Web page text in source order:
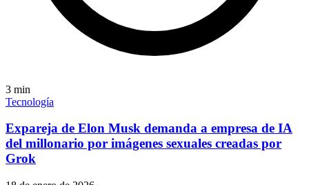
3 min
Tecnología
Expareja de Elon Musk demanda a empresa de IA
del millonario por imágenes sexuales creadas por
Grok